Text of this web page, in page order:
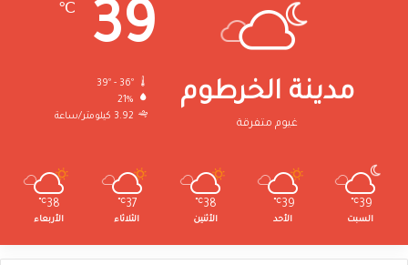
مدينة الخرطوم
غيوم متفرقة
39
℃
39º - 36º
21%
3.92 كيلومتر/ساعة
39
℃
السبت
39
℃
الأحد
38
℃
الأثنين
37
℃
الثلاثاء
38
℃
الأربعاء